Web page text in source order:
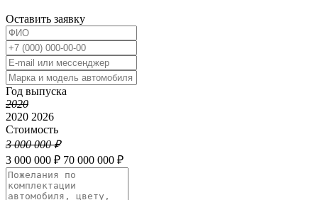
Оставить заявку
Год выпуска
2020
2020 2026
Стоимость
3 000 000 ₽
3 000 000 ₽ 70 000 000 ₽